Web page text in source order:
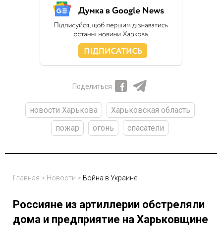
Поделиться
новости Харькова
Харьковская область
пожар
огонь спасатели
Главная > Новости > Война в Украине
Россияне из артиллерии обстреляли
дома и предприятие на Харьковщине